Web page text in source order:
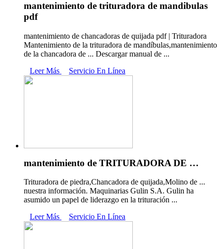
mantenimiento de trituradora de mandibulas
pdf
mantenimiento de chancadoras de quijada pdf | Trituradora
Mantenimiento de la trituradora de mandíbulas,mantenimiento
de la chancadora de ... Descargar manual de ...
Leer Más
Servicio En Línea
mantenimiento de TRITURADORA DE …
Trituradora de piedra,Chancadora de quijada,Molino de ...
nuestra información. Maquinarias Gulin S.A. Gulin ha
asumido un papel de liderazgo en la trituración ...
Leer Más
Servicio En Línea